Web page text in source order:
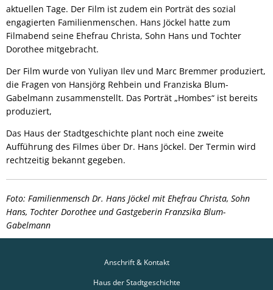
aktuellen Tage. Der Film ist zudem ein Porträt des sozial
engagierten Familienmenschen. Hans Jöckel hatte zum
Filmabend seine Ehefrau Christa, Sohn Hans und Tochter
Dorothee mitgebracht.
Der Film wurde von Yuliyan Ilev und Marc Bremmer produziert,
die Fragen von Hansjörg Rehbein und Franziska Blum-
Gabelmann zusammenstellt. Das Porträt „Hombes“ ist bereits
produziert,
Das Haus der Stadtgeschichte plant noch eine zweite
Aufführung des Filmes über Dr. Hans Jöckel. Der Termin wird
rechtzeitig bekannt gegeben.
Foto: Familienmensch Dr. Hans Jöckel mit Ehefrau Christa, Sohn
Hans, Tochter Dorothee und Gastgeberin Franzsika Blum-
Gabelmann
Anschrift & Kontakt
Haus der Stadtgeschichte